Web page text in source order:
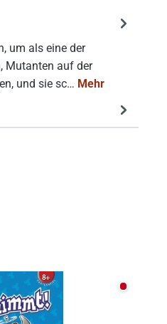
um als eine der
Mutanten auf der
und sie sc… Mehr
Nicht